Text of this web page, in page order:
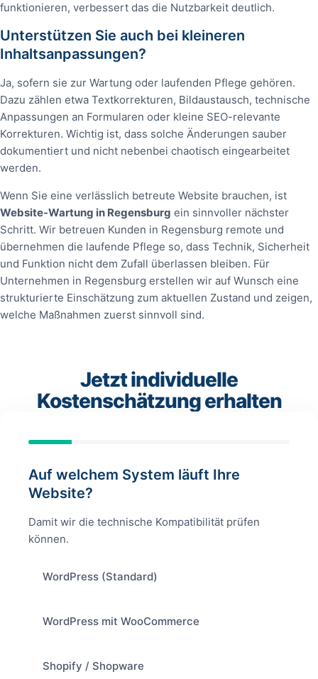
funktionieren, verbessert das die Nutzbarkeit deutlich.
Unterstützen Sie auch bei kleineren
Inhaltsanpassungen?
Ja, sofern sie zur Wartung oder laufenden Pflege gehören.
Dazu zählen etwa Textkorrekturen, Bildaustausch, technische
Anpassungen an Formularen oder kleine SEO-relevante
Korrekturen. Wichtig ist, dass solche Änderungen sauber
dokumentiert und nicht nebenbei chaotisch eingearbeitet
werden.
Wenn Sie eine verlässlich betreute Website brauchen, ist
Website-Wartung in Regensburg ein sinnvoller nächster
Schritt. Wir betreuen Kunden in Regensburg remote und
übernehmen die laufende Pflege so, dass Technik, Sicherheit
und Funktion nicht dem Zufall überlassen bleiben. Für
Unternehmen in Regensburg erstellen wir auf Wunsch eine
strukturierte Einschätzung zum aktuellen Zustand und zeigen,
welche Maßnahmen zuerst sinnvoll sind.
Jetzt individuelle
Kostenschätzung erhalten
Auf welchem System läuft Ihre
Website?
Damit wir die technische Kompatibilität prüfen
können.
WordPress (Standard)
WordPress mit WooCommerce
Shopify / Shopware